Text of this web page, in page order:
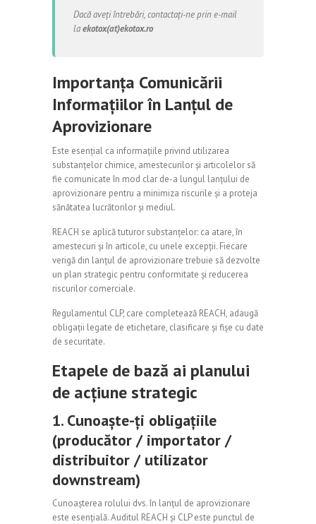
Dacă aveți întrebări, contactați-ne prin e-mail
laekotox(at)ekotox.ro
Importanța Comunicării
Informațiilor în Lanțul de
Aprovizionare
Este esențial ca informațiile privind utilizarea
substanțelor chimice, amestecurilor și articolelor să
fie comunicate în mod clar de-a lungul lanțului de
aprovizionare pentru a minimiza riscurile și a proteja
sănătatea lucrătorilor și mediul.
REACH se aplică tuturor substanțelor: ca atare, în
amestecuri și în articole, cu unele excepții. Fiecare
verigă din lanțul de aprovizionare trebuie să dezvolte
un plan strategic pentru conformitate și reducerea
riscurilor comerciale.
Regulamentul CLP, care completează REACH, adaugă
obligații legate de etichetare, clasificare și fișe cu date
de securitate.
Etapele de bază ai planului
de acțiune strategic
1. Cunoaște-ți obligațiile
(producător / importator /
distribuitor / utilizator
downstream)
Cunoașterea rolului dvs. în lanțul de aprovizionare
este esențială. Auditul REACH și CLP este punctul de